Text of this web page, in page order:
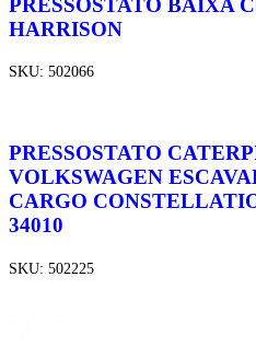
HARRISON
SKU: 502066
PRESSOSTATO
VOLKSWAGEN
CARGO
34010
SKU: 502225